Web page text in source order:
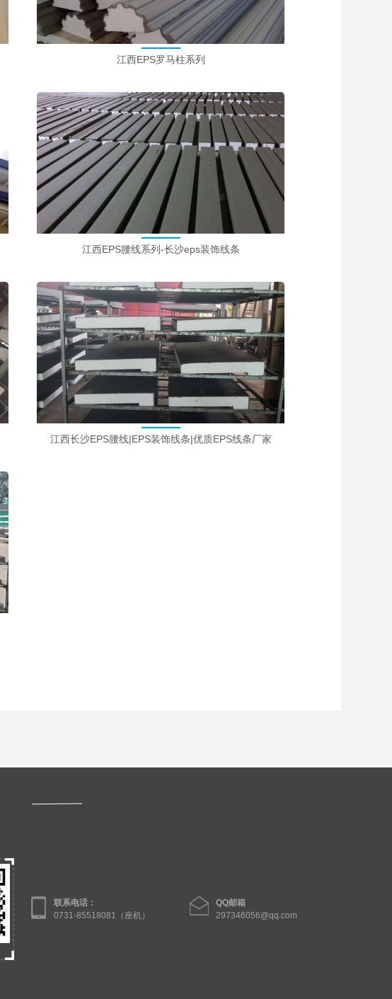
江西EPS罗马柱系列
江西EPS腰线系列-长沙eps装饰线条
江西长沙EPS腰线|EPS装饰线条|优质EPS线条厂家
联系电话：
0731-85518081（座机）
QQ邮箱
297346056@qq.com